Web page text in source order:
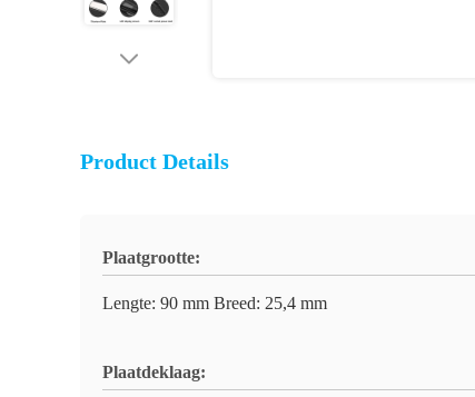
Product Details
Plaatgrootte:
Lengte: 90 mm Breed: 25,4 mm
Plaatdeklaag: